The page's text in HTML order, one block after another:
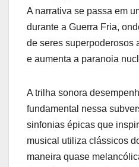
A narrativa se passa em
durante a Guerra Fria,
de seres superpoderosos
e aumenta a paranoia
A trilha sonora
fundamental nessa
sinfonias épicas que
musical utiliza clássicos
maneira quase